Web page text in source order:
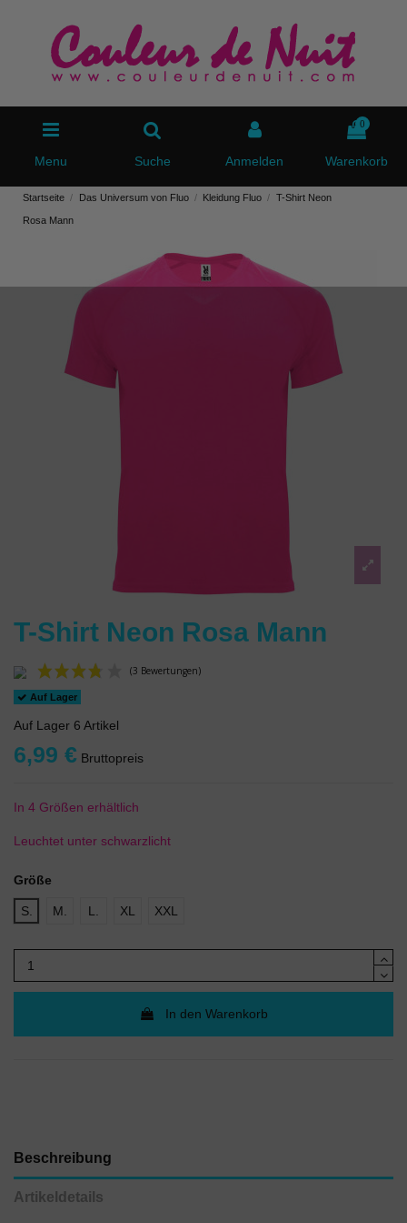
Menu Suche Anmelden
0
Warenkorb
Startseite Das Universum von Fluo Kleidung Fluo T-Shirt Neon
Rosa Mann
T-Shirt Neon Rosa Mann
Auf Lager
Auf Lager 6 Artikel
6,99 € Bruttopreis
In 4 Größen erhältlich
Leuchtet unter schwarzlicht
Größe
S. M. L. XL XXL
In den Warenkorb
Beschreibung
Artikeldetails